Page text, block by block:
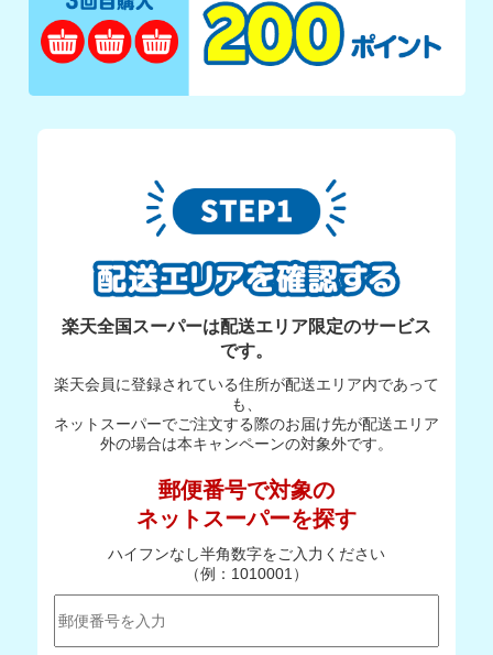
楽天全国スーパーは配送エリア限定のサービス
です。
楽天会員に登録されている住所が配送エリア内であって
も、
ネットスーパーでご注文する際のお届け先が配送エリア
外の場合は本キャンペーンの対象外です。
郵便番号で対象の
ネットスーパーを探す
ハイフンなし半角数字をご入力ください
（例：1010001）